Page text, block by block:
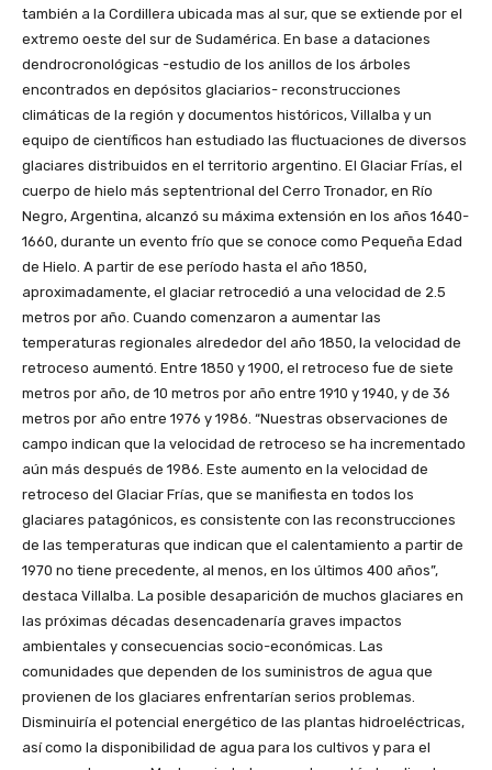
también a la Cordillera ubicada mas al sur, que se extiende por el
extremo oeste del sur de Sudamérica. En base a dataciones
dendrocronológicas -estudio de los anillos de los árboles
encontrados en depósitos glaciarios- reconstrucciones
climáticas de la región y documentos históricos, Villalba y un
equipo de científicos han estudiado las fluctuaciones de diversos
glaciares distribuidos en el territorio argentino. El Glaciar Frías, el
cuerpo de hielo más septentrional del Cerro Tronador, en Río
Negro, Argentina, alcanzó su máxima extensión en los años 1640-
1660, durante un evento frío que se conoce como Pequeña Edad
de Hielo. A partir de ese período hasta el año 1850,
aproximadamente, el glaciar retrocedió a una velocidad de 2.5
metros por año. Cuando comenzaron a aumentar las
temperaturas regionales alrededor del año 1850, la velocidad de
retroceso aumentó. Entre 1850 y 1900, el retroceso fue de siete
metros por año, de 10 metros por año entre 1910 y 1940, y de 36
metros por año entre 1976 y 1986. “Nuestras observaciones de
campo indican que la velocidad de retroceso se ha incrementado
aún más después de 1986. Este aumento en la velocidad de
retroceso del Glaciar Frías, que se manifiesta en todos los
glaciares patagónicos, es consistente con las reconstrucciones
de las temperaturas que indican que el calentamiento a partir de
1970 no tiene precedente, al menos, en los últimos 400 años”,
destaca Villalba. La posible desaparición de muchos glaciares en
las próximas décadas desencadenaría graves impactos
ambientales y consecuencias socio-económicas. Las
comunidades que dependen de los suministros de agua que
provienen de los glaciares enfrentarían serios problemas.
Disminuiría el potencial energético de las plantas hidroeléctricas,
así como la disponibilidad de agua para los cultivos y para el